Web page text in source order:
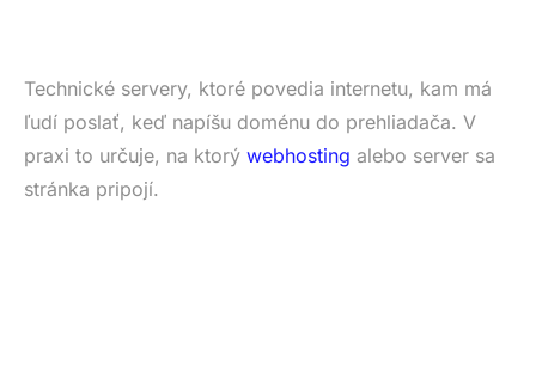
Technické servery, ktoré povedia internetu, kam má
ľudí poslať, keď napíšu doménu do prehliadača. V
praxi to určuje, na ktorý webhosting alebo server sa
stránka pripojí.